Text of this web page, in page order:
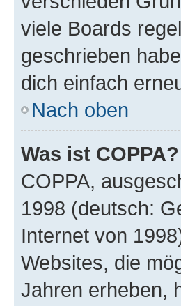
viele Boards
geschrieben
dich einfach
Nach oben
Was ist COPPA?
COPPA,
1998 (deutsch:
Internet von
Websites, die
Jahren erheben,